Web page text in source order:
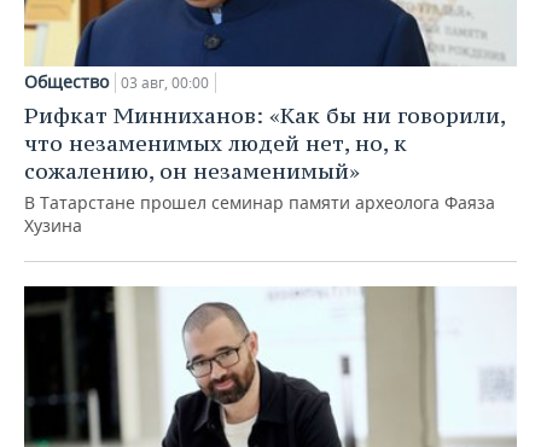
Общество 03 авг, 00:00
Рифкат Минниханов: «Как бы ни говорили,
что незаменимых людей нет, но, к
сожалению, он незаменимый»
В Татарстане прошел семинар памяти археолога Фаяза
Хузина